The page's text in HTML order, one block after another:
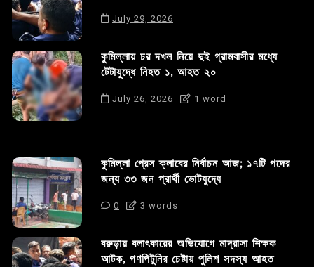
July 29, 2026
কুমিল্লায় চর দখল নিয়ে দুই গ্রামবাসীর মধ্যে
টেটাযুদ্ধে নিহত ১, আহত ২০
July 26, 2026 1 word
কুমিল্লা প্রেস ক্লাবের নির্বাচন আজ; ১৭টি পদের
জন্য ৩৩ জন প্রার্থী ভোটযুদ্ধে
0 3 words
বরুড়ায় বলাৎকারের অভিযোগে মাদ্রাসা শিক্ষক
আটক, গণপিটুনির চেষ্টায় পুলিশ সদস্য আহত